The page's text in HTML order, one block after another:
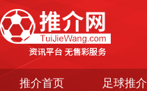
推介首页 足球推介